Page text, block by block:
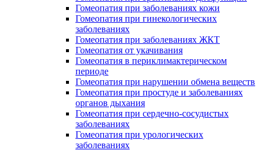
Гомеопатия при заболеваниях кожи
Гомеопатия при гинекологических
заболеваниях
Гомеопатия при заболеваниях ЖКТ
Гомеопатия от укачивания
Гомеопатия в периклимактерическом
периоде
Гомеопатия при нарушении обмена веществ
Гомеопатия при простуде и заболеваниях
органов дыхания
Гомеопатия при сердечно-сосудистых
заболеваниях
Гомеопатия при урологических
заболеваниях